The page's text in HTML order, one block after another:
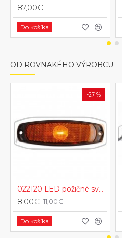
87,00€
Do košíka
OD ROVNAKÉHO VÝROBCU
-27 %
022120 LED požičné svetlo pre vodorovnú alebo zvislú montáž , oranžové 12/24 V
8,00€ 11,00€
Do košíka